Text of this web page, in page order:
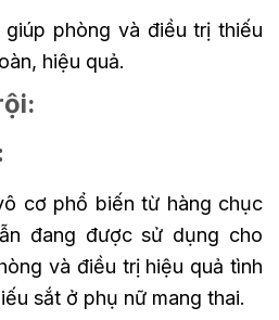
giúp phòng và điều trị thiếu
hiệu quả.
cơ phổ biến từ hàng chục
đang được sử dụng cho
và điều trị hiệu quả tình
sắt ở phụ nữ mang thai.